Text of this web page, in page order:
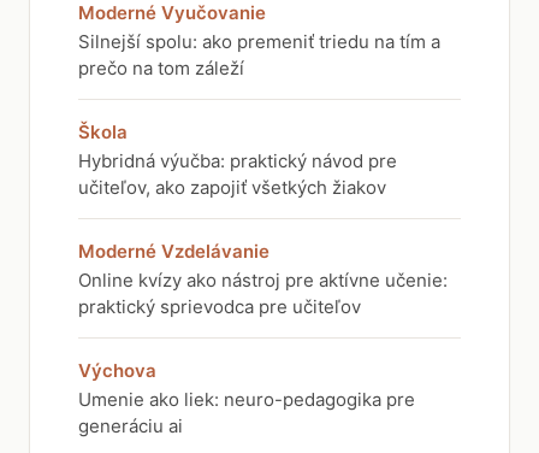
Moderné Vyučovanie
Silnejší spolu: ako premeniť triedu na tím a
prečo na tom záleží
Škola
Hybridná výučba: praktický návod pre
učiteľov, ako zapojiť všetkých žiakov
Moderné Vzdelávanie
Online kvízy ako nástroj pre aktívne učenie:
praktický sprievodca pre učiteľov
Výchova
Umenie ako liek: neuro-pedagogika pre
generáciu ai